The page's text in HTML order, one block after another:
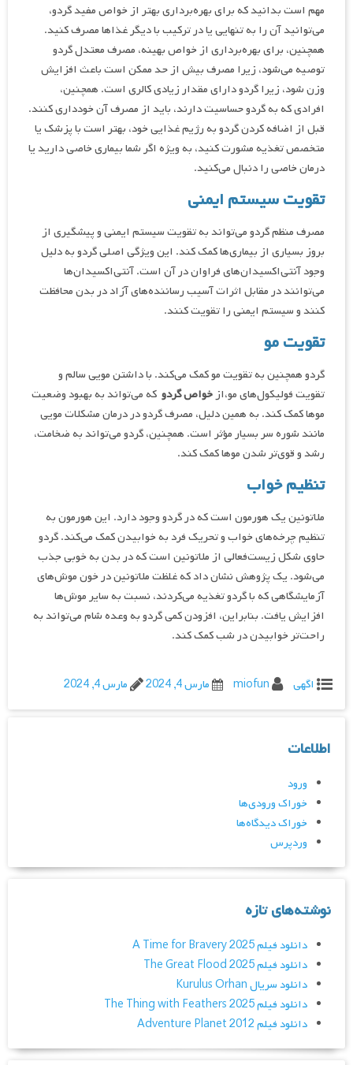
مهم است بدانید که برای بهره‌برداری بهتر از خواص مفید گردو،
می‌توانید آن را به تنهایی یا در ترکیب با دیگر غذاها مصرف کنید.
همچنین، برای بهره‌برداری از خواص بهینه، مصرف معتدل گردو
توصیه می‌شود، زیرا مصرف بیش از حد ممکن است باعث افزایش
وزن شود، زیرا گردو دارای مقدار زیادی کالری است. همچنین،
افرادی که به گردو حساسیت دارند، باید از مصرف آن خودداری کنند.
قبل از اضافه کردن گردو به رژیم غذایی خود، بهتر است با پزشک یا
متخصص تغذیه مشورت کنید، به ویژه اگر شما بیماری خاصی دارید یا
درمان خاصی را دنبال می‌کنید.
تقویت سیستم ایمنی
مصرف منظم گردو می‌تواند به تقویت سیستم ایمنی و پیشگیری از
بروز بسیاری از بیماری‌ها کمک کند. این ویژگی اصلی گردو به دلیل
وجود آنتی‌اکسیدان‌های فراوان در آن است. آنتی‌اکسیدان‌ها
می‌توانند در مقابل اثرات آسیب رساننده‌های آزاد در بدن محافظت
کنند و سیستم ایمنی را تقویت کنند.
تقویت مو
گردو همچنین به تقویت مو کمک می‌کند. با داشتن مویی سالم و
تقویت فولیکول‌های مو،ازخواص گردو که می‌تواند به بهبود وضعیت
موها کمک کند. به همین دلیل، مصرف گردو در درمان مشکلات مویی
مانند شوره سر بسیار مؤثر است. همچنین، گردو می‌تواند به ضخامت،
رشد و قوی‌تر شدن موها کمک کند.
تنظیم خواب
ملاتونین یک هورمون است که در گردو وجود دارد. این هورمون به
تنظیم چرخه‌های خواب و تحریک فرد به خوابیدن کمک می‌کند. گردو
حاوی شکل زیست‌فعالی از ملاتونین است که در بدن به خوبی جذب
می‌شود. یک پژوهش نشان داد که غلظت ملاتونین در خون موش‌های
آزمایشگاهی که با گردو تغذیه می‌کردند، نسبت به سایر موش‌ها
افزایش یافت. بنابراین، افزودن کمی گردو به وعده شام می‌تواند به
راحت‌تر خوابیدن در شب کمک کند.
اگهی miofun مارس 4, 2024 مارس 4, 2024
اطلاعات
ورود
خوراک ورودی‌ها
خوراک دیدگاه‌ها
وردپرس
نوشته‌های تازه
دانلود فیلم A Time for Bravery 2025
دانلود فیلم The Great Flood 2025
دانلود سریال Kurulus Orhan
دانلود فیلم The Thing with Feathers 2025
دانلود فیلم Adventure Planet 2012